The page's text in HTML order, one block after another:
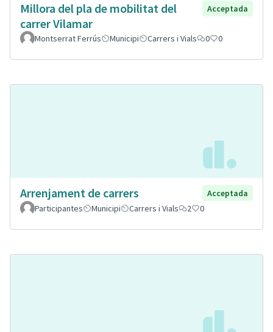
Millora del pla de mobilitat del
carrer Vilamar
Acceptada
Montserrat Ferrús Municipi Carrers i Vials 0 0
Arrenjament de carrers
Acceptada
Participantes
Municipi Carrers i Vials 2 0